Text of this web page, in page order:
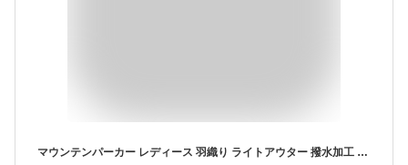
マウンテンパーカー レディース 羽織り ライトアウター 撥水加工 日よけ対策／ 着後レビューでクーポン☆ マンパ 綿 ゆったり 大きいサイズ 体型カバー e+ エコロコ 綿 レディース／ 春夏 秋 26SS0219R,